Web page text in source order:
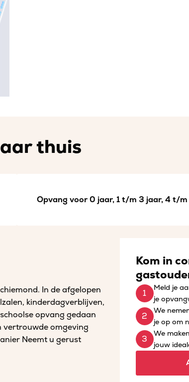
thuis
Opvang voor 0 jaar, 1 t/m 3 jaar, 4 t/m
In de afgelopen
kinderdagverblijven,
opvang gedaan
vertrouwde omgeving
Neemt u gerust
Kom in
Meld je
je
We
je op om
We
jouw